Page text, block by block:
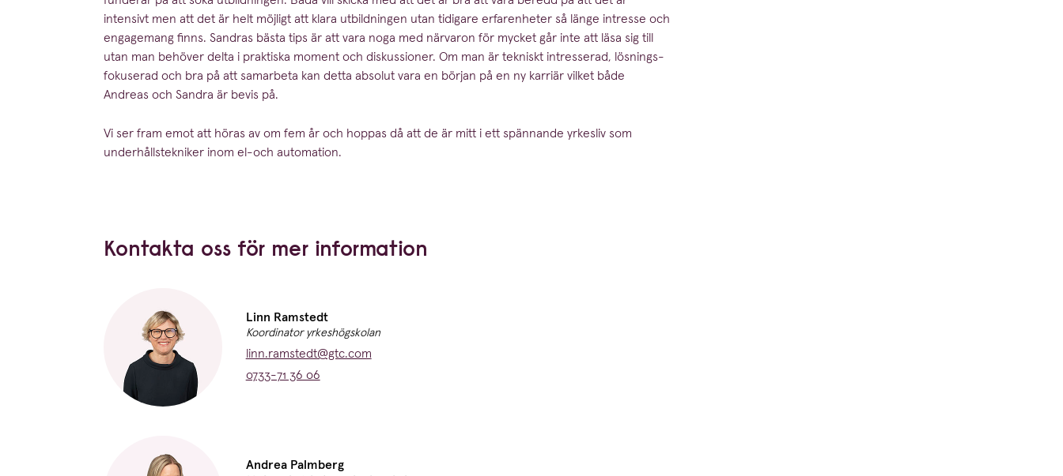
intensivt men att det är helt möjligt att klara utbild­ningen utan tidigare erfaren­heter så länge intresse och
engagemang finns. Sandras bästa tips är att vara noga med närvaron för mycket går inte att läsa sig till
utan man behöver delta i praktiska moment och diskus­sioner. Om man är tekniskt intresserad, lösnings­
fo­ku­serad och bra på att samarbeta kan detta absolut vara en början på en ny karriär vilket både
Andreas och Sandra är bevis på.
Vi ser fram emot att höras av om fem år och hoppas då att de är mitt i ett spännande yrkesliv som
under­hålls­tek­niker inom el-och automation.
Kontakta oss för mer information
Namn:
Linn Ramstedt
Titel:
Koordinator yrkeshögskolan
E-post:
linn.ramstedt@gtc.com
Telefon:
0733-71 36 06
Namn:
Andrea Palmberg